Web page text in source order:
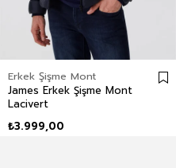
Erkek Şişme Mont
James Erkek Şişme Mont
Lacivert
₺3.999,00